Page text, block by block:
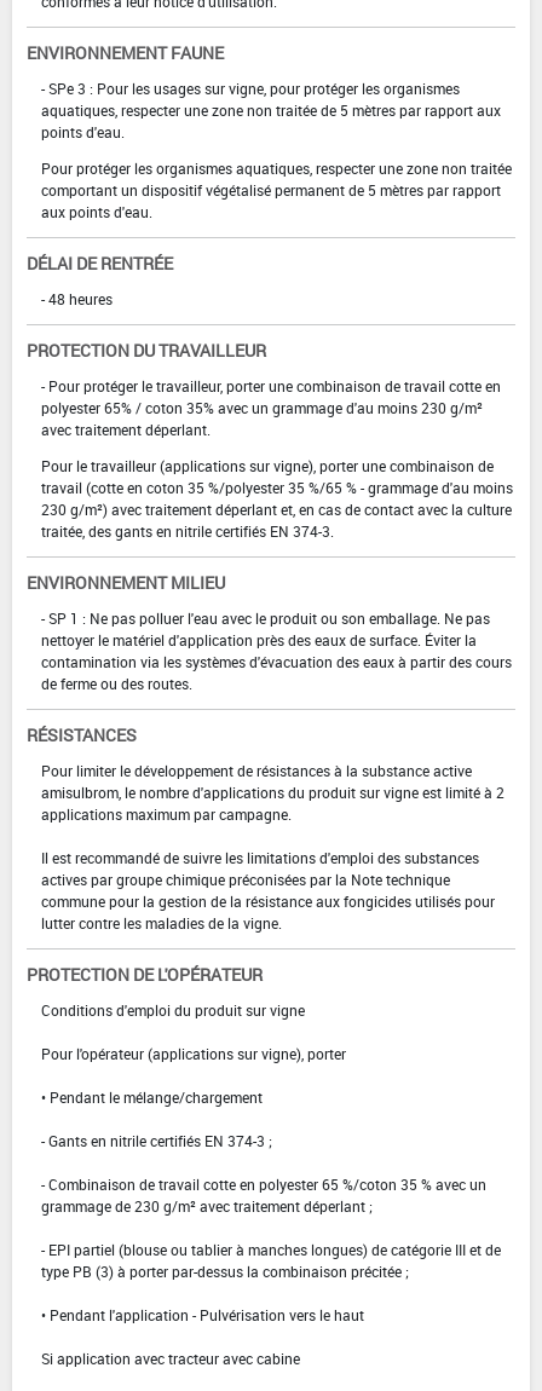
ENVIRONNEMENT FAUNE
- SPe 3 : Pour les usages sur vigne, pour protéger les organismes
aquatiques, respecter une zone non traitée de 5 mètres par rapport aux
points d'eau.
Pour protéger les organismes aquatiques, respecter une zone non traitée
comportant un dispositif végétalisé permanent de 5 mètres par rapport
aux points d'eau.
DÉLAI DE RENTRÉE
- 48 heures
PROTECTION DU TRAVAILLEUR
- Pour protéger le travailleur, porter une combinaison de travail cotte en
polyester 65% / coton 35% avec un grammage d'au moins 230 g/m²
avec traitement déperlant.
Pour le travailleur (applications sur vigne), porter une combinaison de
travail (cotte en coton 35 %/polyester 35 %/65 % - grammage d'au moins
230 g/m²) avec traitement déperlant et, en cas de contact avec la culture
traitée, des gants en nitrile certifiés EN 374-3.
ENVIRONNEMENT MILIEU
- SP 1 : Ne pas polluer l'eau avec le produit ou son emballage. Ne pas
nettoyer le matériel d'application près des eaux de surface. Éviter la
contamination via les systèmes d'évacuation des eaux à partir des cours
de ferme ou des routes.
RÉSISTANCES
Pour limiter le développement de résistances à la substance active
amisulbrom, le nombre d'applications du produit sur vigne est limité à 2
applications maximum par campagne.
Il est recommandé de suivre les limitations d'emploi des substances
actives par groupe chimique préconisées par la Note technique
commune pour la gestion de la résistance aux fongicides utilisés pour
lutter contre les maladies de la vigne.
PROTECTION DE L'OPÉRATEUR
Conditions d'emploi du produit sur vigne
Pour l'opérateur (applications sur vigne), porter
• Pendant le mélange/chargement
- Gants en nitrile certifiés EN 374-3 ;
- Combinaison de travail cotte en polyester 65 %/coton 35 % avec un
grammage de 230 g/m² avec traitement déperlant ;
- EPI partiel (blouse ou tablier à manches longues) de catégorie III et de
type PB (3) à porter par-dessus la combinaison précitée ;
• Pendant l'application - Pulvérisation vers le haut
Si application avec tracteur avec cabine